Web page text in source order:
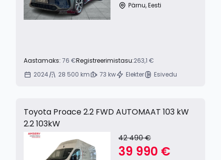
Pärnu, Eesti
Aastamaks: 76 €Registreerimistasu:263,1 €
2024
28 500 km 73 kw Elekter Esivedu
Toyota Proace 2.2 FWD AUTOMAAT 103 kW
2.2 103kW
42 490 €
39 990 €